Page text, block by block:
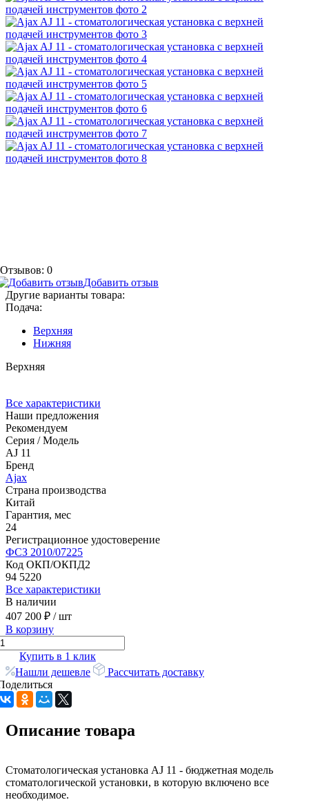
Отзывов: 0
Добавить отзыв
Другие варианты товара:
Подача:
Верхняя
Нижняя
Верхняя
Все характеристики
Наши предложения
Рекомендуем
Серия / Модель
AJ 11
Бренд
Ajax
Страна производства
Китай
Гарантия, мес
24
Регистрационное удостоверение
ФСЗ 2010/07225
Код ОКП/ОКПД2
94 5220
Все характеристики
В наличии
407 200 ₽ / шт
В корзину
Купить в 1 клик
Нашли дешевле
Рассчитать доставку
Описание товара
Стоматологическая установка AJ 11 - бюджетная модель
стоматологической установки, в которую включено все
необходимое.